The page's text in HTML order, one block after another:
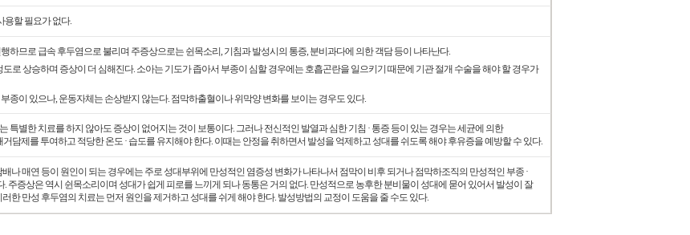
용할 필요가 없다.
하므로 급속 후두염으로 불리며 주증상으로는 쉰목소리, 기침과 발성시의 통증, 분비과다에 의한 객담 등이 나타난다.
로 상승하며 증상이 더 심해진다. 소아는 기도가 좁아서 부종이 심할 경우에는 호흡곤란을 일으키기 때문에 기관 절개 수술을 해야 할 경우가
종이 있으나, 운동자체는 손상받지 않는다. 점막하출혈이나 위막양 변화를 보이는 경우도 있다.
특별한 치료를 하지 않아도 증상이 없어지는 것이 보통이다. 그러나 전신적인 발열과 심한 기침 · 통증 등이 있는 경우는 세균에 의한
담제를 투여하고 적당한 온도 · 습도를 유지해야 한다. 이때는 안정을 취하면서 발성을 억제하고 성대를 쉬도록 해야 후유증을 예방할 수 있다.
나 매연 등이 원인이 되는 경우에는 주로 성대부위에 만성적인 염증성 변화가 나타나서 점막이 비후 되거나 점막하조직의 만성적인 부종 ·
. 주증상은 역시 쉰목소리이며 성대가 쉽게 피로를 느끼게 되나 동통은 거의 없다. 만성적으로 농후한 분비물이 성대에 묻어 있어서 발성이 잘
한 만성 후두염의 치료는 먼저 원인을 제거하고 성대를 쉬게 해야 한다. 발성방법의 교정이 도움을 줄 수도 있다.